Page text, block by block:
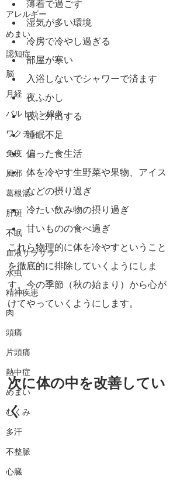
アレルギー
めまい
認知症
脳
月経
バルトリン線炎
ワクチン
免疫
風邪
葛根湯
肝斑
不眠
血液サラサラ
水虫
精神疾患
肉
頭痛
片頭痛
熱中症
めまい
むくみ
多汗
不整脈
心臓
薄着で過ごす
湿気が多い環境
冷房で冷やし過ぎる
部屋が寒い
入浴しないでシャワーで済ます
夜ふかし
夜に外出する
睡眠不足
偏った食生活
体を冷やす生野菜や果物、アイス
などの摂り過ぎ
冷たい飲み物の摂り過ぎ
甘いものの食べ過ぎ
これら物理的に体を冷やすということ
を徹底的に排除していくようにしま
す。今の季節（秋の始まり）から心が
けてやっていくようにします。
次に体の中を改善してい
く